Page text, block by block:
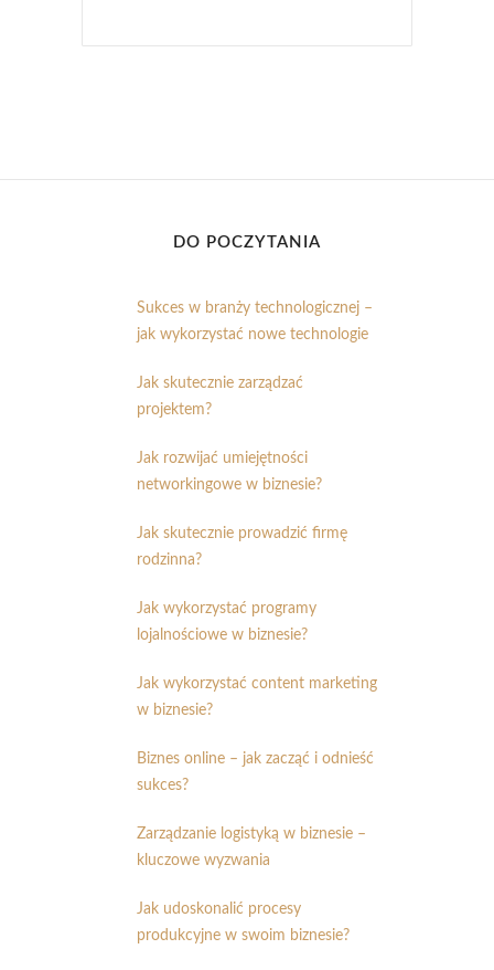
DO POCZYTANIA
Sukces w branży technologicznej –
jak wykorzystać nowe technologie
Jak skutecznie zarządzać
projektem?
Jak rozwijać umiejętności
networkingowe w biznesie?
Jak skutecznie prowadzić firmę
rodzinna?
Jak wykorzystać programy
lojalnościowe w biznesie?
Jak wykorzystać content marketing
w biznesie?
Biznes online – jak zacząć i odnieść
sukces?
Zarządzanie logistyką w biznesie –
kluczowe wyzwania
Jak udoskonalić procesy
produkcyjne w swoim biznesie?